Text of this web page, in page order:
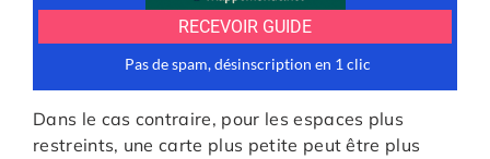
Dans le cas contraire, pour les espaces plus
restreints, une carte plus petite peut être plus